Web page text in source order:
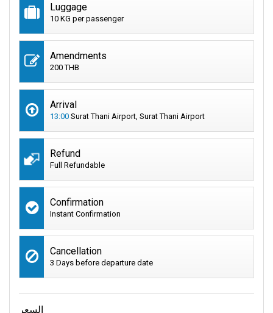
Luggage
10 KG per passenger
Amendments
200 THB
Arrival
13:00 Surat Thani Airport, Surat Thani Airport
Refund
Full Refundable
Confirmation
Instant Confirmation
Cancellation
3 Days before departure date
السعر